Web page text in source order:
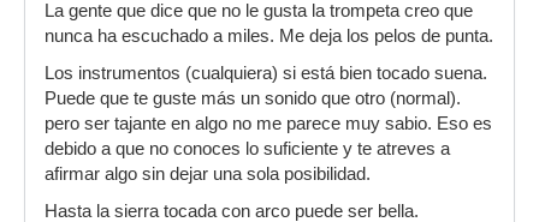
La gente que dice que no le gusta la trompeta creo que
nunca ha escuchado a miles. Me deja los pelos de punta.
Los instrumentos (cualquiera) si está bien tocado suena.
Puede que te guste más un sonido que otro (normal).
pero ser tajante en algo no me parece muy sabio. Eso es
debido a que no conoces lo suficiente y te atreves a
afirmar algo sin dejar una sola posibilidad.
Hasta la sierra tocada con arco puede ser bella.